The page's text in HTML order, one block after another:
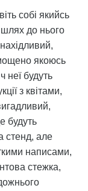
собі якийсь
шлях до нього
якоюсь
неї будуть
з квітами,
будуть
стенд, але
написами,
стежка,